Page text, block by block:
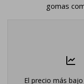
gomas
El precio más